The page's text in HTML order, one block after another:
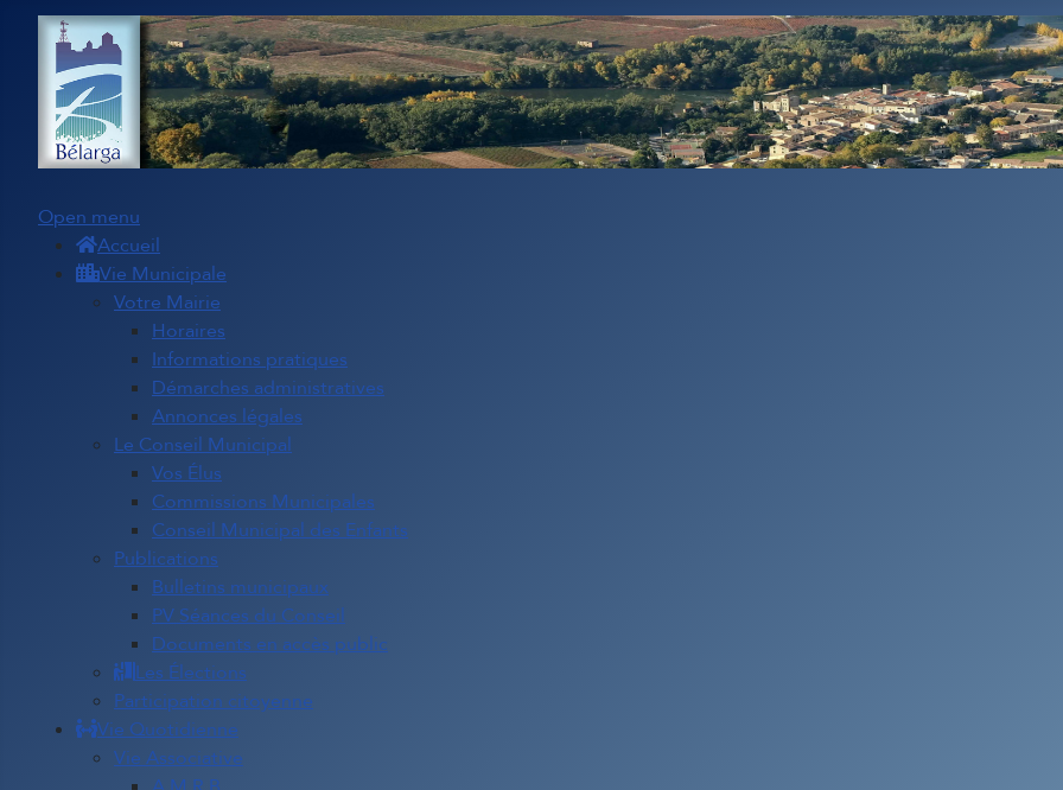
Open menu
Accueil
Vie Municipale
Votre Mairie
Horaires
Informations pratiques
Démarches administratives
Annonces légales
Le Conseil Municipal
Vos Élus
Commissions Municipales
Conseil Municipal des Enfants
Publications
Bulletins municipaux
PV Séances du Conseil
Documents en accès public
Les Élections
Participation citoyenne
Vie Quotidienne
Vie Associative